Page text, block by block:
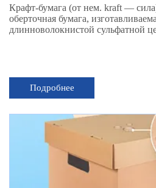
Крафт-бумага (от нем. kraft —
оберточная бумага,
длинноволокнистой сульфатной
Подробнее